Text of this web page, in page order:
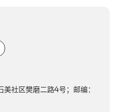
社区樊磨二路4号；邮编：